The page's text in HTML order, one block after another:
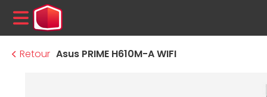
MENU
Retour Asus PRIME H610M-A WIFI